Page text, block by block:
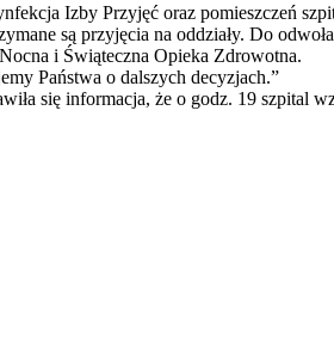
Izby Przyjęć oraz pomieszczeń
są przyjęcia na oddziały. Do
i Świąteczna Opieka Zdrowotna.
Państwa o dalszych decyzjach.”
się informacja, że o godz. 19 szpital